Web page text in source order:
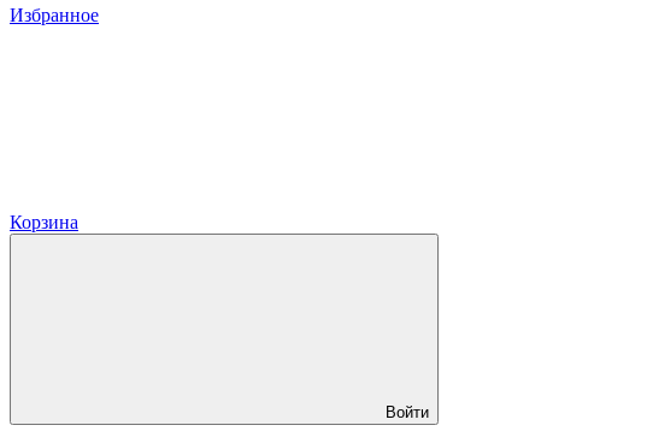
Избранное
Корзина
Войти